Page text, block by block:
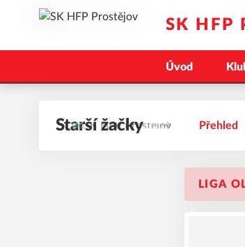
SK HFP
Úvod
Starší žačky Přehled
LIGA